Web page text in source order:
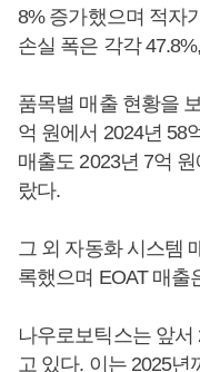
8% 증가했으며 적자
손실 폭은 각각
품목별 매출 현황을
억 원에서 2024년 58
매출도 2023년 7억
랐다.
그 외 자동화 시스템
록했으며 EOAT 매출
나우로보틱스는 앞
고 있다. 이는 2025